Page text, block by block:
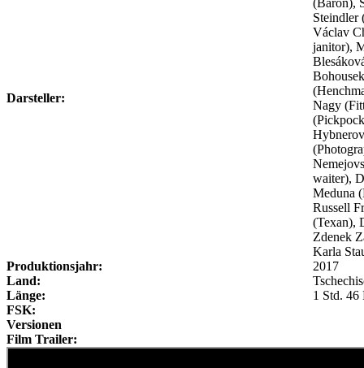
Darsteller:
(Baron),
Steindler
Václav
janitor),
Nagy
waiter),
Meduna
Russell
(Texan),
Zdenek
Karla
Produktionsjahr:
2017
Land:
Länge:
1 Std. 46
FSK:
Versionen
Film Trailer: